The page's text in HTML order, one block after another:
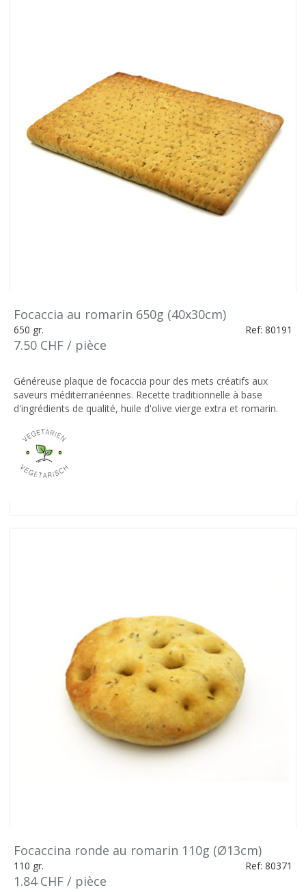
Focaccia au romarin 650g (40x30cm)
650 gr. Ref: 80191
7.50 CHF / pièce
Généreuse plaque de focaccia pour des mets créatifs aux
saveurs méditerranéennes. Recette traditionnelle à base
d'ingrédients de qualité, huile d'olive vierge extra et romarin.
Focaccina ronde au romarin 110g (Ø13cm)
110 gr. Ref: 80371
1.84 CHF / pièce